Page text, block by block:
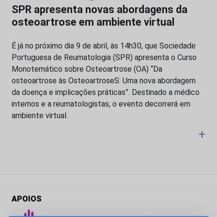
SPR apresenta novas abordagens da
osteoartrose em ambiente virtual
É já no próximo dia 9 de abril, às 14h30, que Sociedade
Portuguesa de Reumatologia (SPR) apresenta o Curso
Monotemático sobre Osteoartrose (OA) “Da
osteoartrose às OsteoartroseS: Uma nova abordagem
da doença e implicações práticas”. Destinado a médico
internos e a reumatologistas, o evento decorrerá em
ambiente virtual.
+
APOIOS